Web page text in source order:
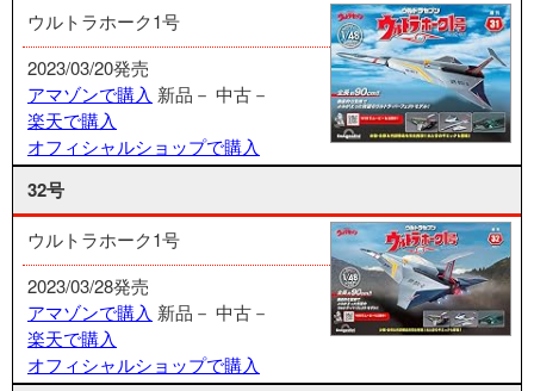
ウルトラホーク1号
2023/03/20発売
アマゾンで購入 新品－ 中古－
楽天で購入
オフィシャルショップで購入
32号
ウルトラホーク1号
2023/03/28発売
アマゾンで購入 新品－ 中古－
楽天で購入
オフィシャルショップで購入